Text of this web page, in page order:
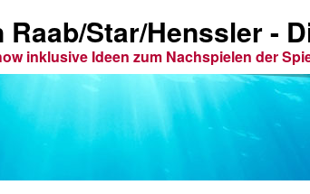
Raab/Star/Henssler -
inklusive Ideen zum Nachspielen der